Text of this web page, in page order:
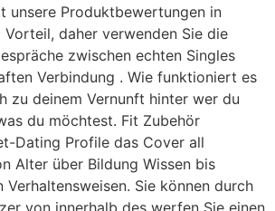
unsere Produktbewertungen in
Vorteil, daher verwenden Sie die
zwischen echten Singles
Verbindung . Wie funktioniert es
zu deinem Vernunft hinter wer du
du möchtest. Fit Zubehör
Dating Profile das Cover all
Alter über Bildung Wissen bis
Verhaltensweisen. Sie können durch
von innerhalb des werfen Sie einen